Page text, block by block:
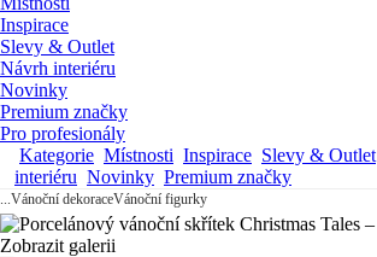
Inspirace
Slevy & Outlet
Návrh interiéru
Novinky
Premium značky
Pro profesionály
Kategorie Místnosti Inspirace Slevy & Outlet
interiéru Novinky Premium značky
...Vánoční dekoraceVánoční figurky
Zobrazit galerii